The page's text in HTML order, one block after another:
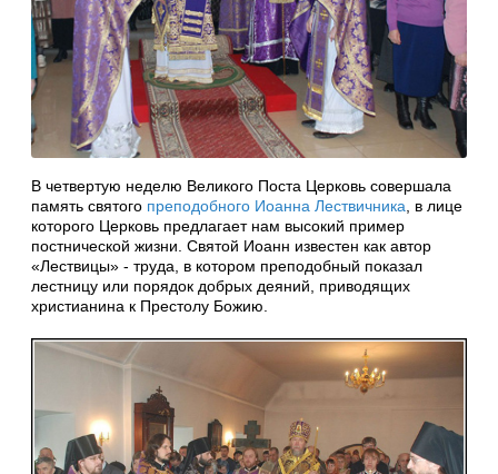
В четвертую неделю Великого Поста Церковь совершала
память святого преподобного Иоанна Лествичника , в лице
которого Церковь предлагает нам высокий пример
постнической жизни. Святой Иоанн известен как автор
«Лествицы» - труда, в котором преподобный показал
лестницу или порядок добрых деяний, приводящих
христианина к Престолу Божию.